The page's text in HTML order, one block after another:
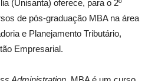
(Unisanta) oferece, para o 2º
de pós-graduação MBA na área
e Planejamento Tributário,
Empresarial.